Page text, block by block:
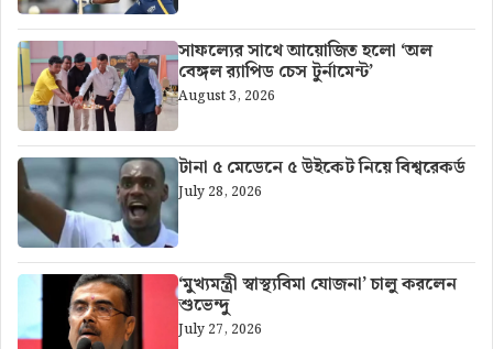
সাফল্যের সাথে আয়োজিত হলো ‘অল
বেঙ্গল র‍্যাপিড চেস টুর্নামেন্ট’
August 3, 2026
টানা ৫ মেডেনে ৫ উইকেট নিয়ে বিশ্বরেকর্ড
July 28, 2026
‘মুখ্যমন্ত্রী স্বাস্থ্যবিমা যোজনা’ চালু করলেন
শুভেন্দু
July 27, 2026